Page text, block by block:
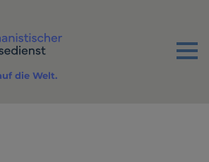
Menu
die Welt.